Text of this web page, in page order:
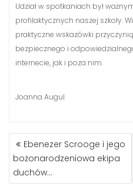
Udział w spotkaniach był
profilaktycznych naszej szkoły.
praktyczne wskazówki
bezpiecznego i
internecie, jak i poza nim.
Joanna Augul
NAWIGACJA
WPISU
Ebenezer Scrooge i jego
bożonarodzeniowa ekipa
duchów…